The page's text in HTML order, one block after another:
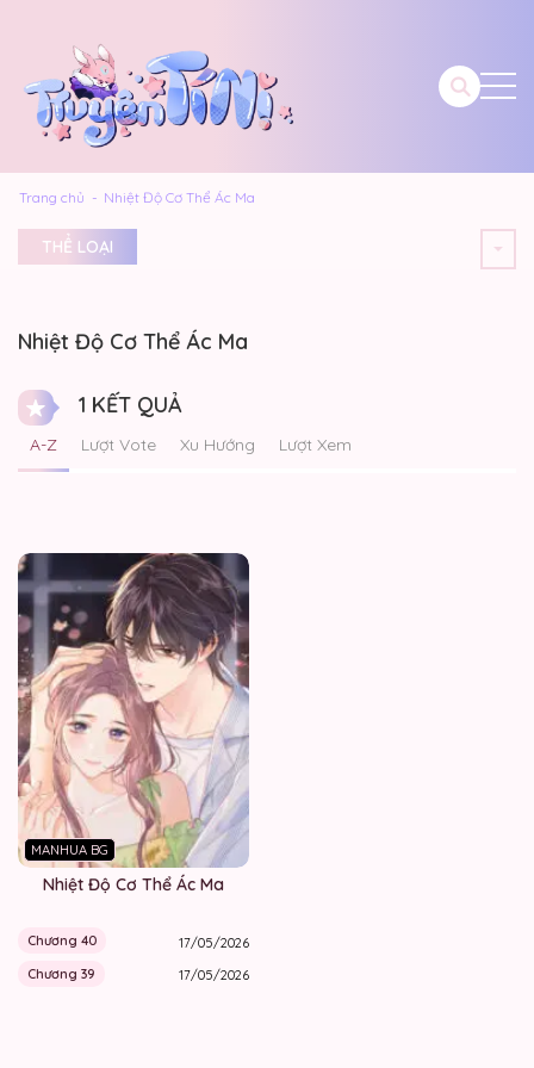
Trang chủ Nhiệt Độ Cơ Thể Ác Ma
THỂ LOẠI
Nhiệt Độ Cơ Thể Ác Ma
1 KẾT QUẢ
A-Z Lượt Vote Xu Hướng Lượt Xem
MANHUA BG
Nhiệt Độ Cơ Thể Ác Ma
Chương 40
17/05/2026
Chương 39
17/05/2026